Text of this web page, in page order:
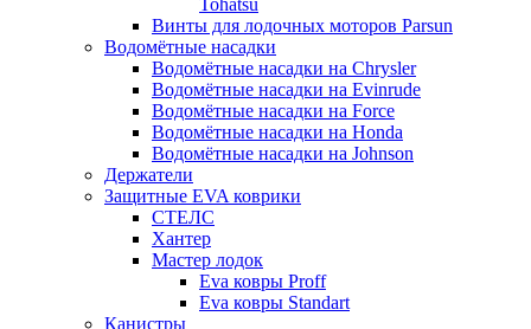
Tohatsu
Винты для лодочных моторов Parsun
Водомётные насадки
Водомётные насадки на Chrysler
Водомётные насадки на Evinrude
Водомётные насадки на Force
Водомётные насадки на Honda
Водомётные насадки на Johnson
Держатели
Защитные EVA коврики
СТЕЛС
Хантер
Мастер лодок
Eva ковры Proff
Eva ковры Standart
Канистры